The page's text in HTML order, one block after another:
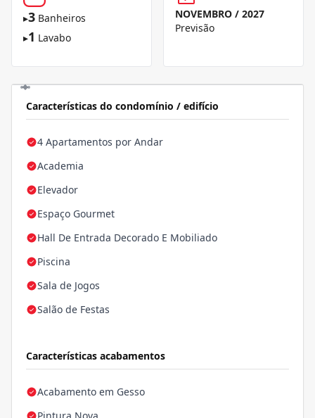
▸3 Banheiros
▸1 Lavabo
NOVEMBRO / 2027
Previsão
Características do condomínio / edifício
4 Apartamentos por Andar
Academia
Elevador
Espaço Gourmet
Hall De Entrada Decorado E Mobiliado
Piscina
Sala de Jogos
Salão de Festas
Características acabamentos
Acabamento em Gesso